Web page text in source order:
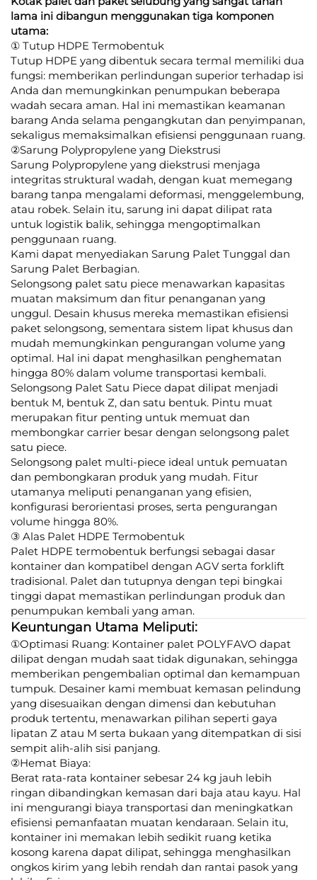
lama ini dibangun menggunakan tiga komponen
utama:
① Tutup HDPE Termobentuk
Tutup HDPE yang dibentuk secara termal memiliki dua
fungsi: memberikan perlindungan superior terhadap isi
Anda dan memungkinkan penumpukan beberapa
wadah secara aman. Hal ini memastikan keamanan
barang Anda selama pengangkutan dan penyimpanan,
sekaligus memaksimalkan efisiensi penggunaan ruang.
②Sarung Polypropylene yang Diekstrusi
Sarung Polypropylene yang diekstrusi menjaga
integritas struktural wadah, dengan kuat memegang
barang tanpa mengalami deformasi, menggelembung,
atau robek. Selain itu, sarung ini dapat dilipat rata
untuk logistik balik, sehingga mengoptimalkan
penggunaan ruang.
Kami dapat menyediakan Sarung Palet Tunggal dan
Sarung Palet Berbagian.
Selongsong palet satu piece menawarkan kapasitas
muatan maksimum dan fitur penanganan yang
unggul. Desain khusus mereka memastikan efisiensi
paket selongsong, sementara sistem lipat khusus dan
mudah memungkinkan pengurangan volume yang
optimal. Hal ini dapat menghasilkan penghematan
hingga 80% dalam volume transportasi kembali.
Selongsong Palet Satu Piece dapat dilipat menjadi
bentuk M, bentuk Z, dan satu bentuk. Pintu muat
merupakan fitur penting untuk memuat dan
membongkar carrier besar dengan selongsong palet
satu piece.
Selongsong palet multi-piece ideal untuk pemuatan
dan pembongkaran produk yang mudah. Fitur
utamanya meliputi penanganan yang efisien,
konfigurasi berorientasi proses, serta pengurangan
volume hingga 80%.
③ Alas Palet HDPE Termobentuk
Palet HDPE termobentuk berfungsi sebagai dasar
kontainer dan kompatibel dengan AGV serta forklift
tradisional. Palet dan tutupnya dengan tepi bingkai
tinggi dapat memastikan perlindungan produk dan
penumpukan kembali yang aman.
Keuntungan Utama Meliputi:
①Optimasi Ruang: Kontainer palet POLYFAVO dapat
dilipat dengan mudah saat tidak digunakan, sehingga
memberikan pengembalian optimal dan kemampuan
tumpuk. Desainer kami membuat kemasan pelindung
yang disesuaikan dengan dimensi dan kebutuhan
produk tertentu, menawarkan pilihan seperti gaya
lipatan Z atau M serta bukaan yang ditempatkan di sisi
sempit alih-alih sisi panjang.
②Hemat Biaya:
Berat rata-rata kontainer sebesar 24 kg jauh lebih
ringan dibandingkan kemasan dari baja atau kayu. Hal
ini mengurangi biaya transportasi dan meningkatkan
efisiensi pemanfaatan muatan kendaraan. Selain itu,
kontainer ini memakan lebih sedikit ruang ketika
kosong karena dapat dilipat, sehingga menghasilkan
ongkos kirim yang lebih rendah dan rantai pasok yang